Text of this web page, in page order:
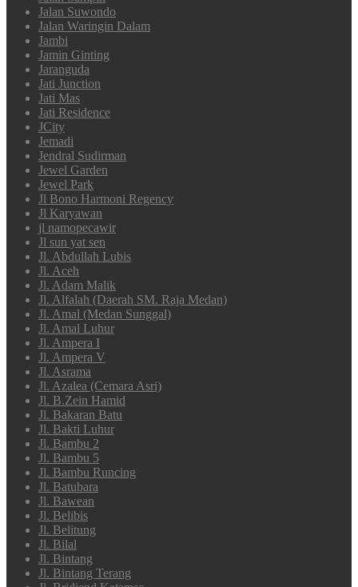
Jalan Suwondo
Jalan Waringin Dalam
Jambi
Jamin Ginting
Jaranguda
Jati Junction
Jati Mas
Jati Residence
JCity
Jemadi
Jendral Sudirman
Jewel Garden
Jewel Park
Jl Bono Harmoni Regency
Jl Karyawan
jl namopecawir
Jl sun yat sen
Jl. Abdullah Lubis
Jl. Aceh
Jl. Adam Malik
Jl. Alfalah (Daerah SM. Raja Medan)
Jl. Amal (Medan Sunggal)
Jl. Amal Luhur
Jl. Ampera I
Jl. Ampera V
Jl. Asrama
Jl. Azalea (Cemara Asri)
Jl. B.Zein Hamid
Jl. Bakaran Batu
Jl. Bakti Luhur
Jl. Bambu 2
Jl. Bambu 5
Jl. Bambu Runcing
Jl. Batubara
Jl. Bawean
Jl. Belibis
Jl. Belitung
Jl. Bilal
Jl. Bintang
Jl. Bintang Terang